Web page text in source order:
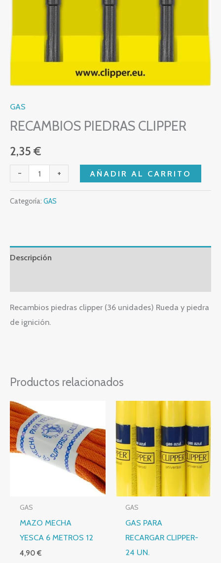
GAS
RECAMBIOS PIEDRAS CLIPPER
2,35 €
- + AÑADIR AL CARRITO
Categoría: GAS
Descripción
Recambios piedras clipper (36 unidades) Rueda y piedra
de ignición.
Productos relacionados
GAS
MAZO MECHA
YESCA 6 METROS 12
4,90€
GAS
GAS PARA
RECARGAR CLIPPER-
24 UN.